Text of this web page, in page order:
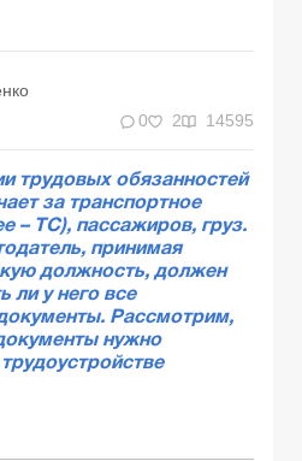
0 2 14595
трудовых обязанностей
за транспортное
– ТС), пассажиров, груз.
принимая
должность, должен
ли у него все
Рассмотрим,
нужно